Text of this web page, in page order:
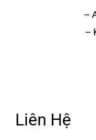
–
–
Liên Hệ